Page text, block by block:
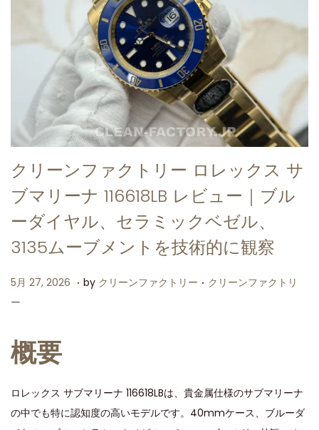
クリーンファクトリー ロレックス サ
ブマリーナ 116618LB レビュー｜ブル
ーダイヤル、セラミックベゼル、
3135ムーブメントを技術的に観察
P
o
e
o
n
5月 27, 2026 5
0
2
. by クリーンファクトリー . P
i
n
クリーンファクトリ
ー
概要
ロレックス サブマリーナ 116618LBは、貴金属仕様のサブマリーナ
の中でも特に認知度の高いモデルです。40mmケース、ブルーダ